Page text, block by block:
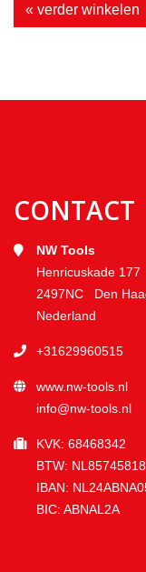
« verder winkelen
CONTACT
NW Tools
Henricuskade 177
2497NC Den
Nederland
+31629960515
www.nw-tools.nl
info@nw-tools.nl
KVK: 68468342
BTW:
IBAN:
BIC: ABNAL2A